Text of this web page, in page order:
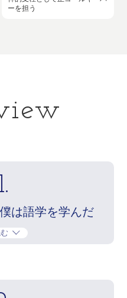
ーを担う
は語学を学んだ